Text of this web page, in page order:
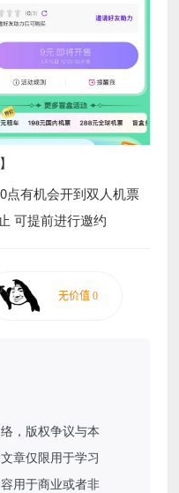
点有机会开到双人机票
可提前进行邀约
，版权争议与本
章仅限用于学习
用于商业或者非